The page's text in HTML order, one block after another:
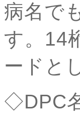
病名で
す。14
ードと
◇DPC